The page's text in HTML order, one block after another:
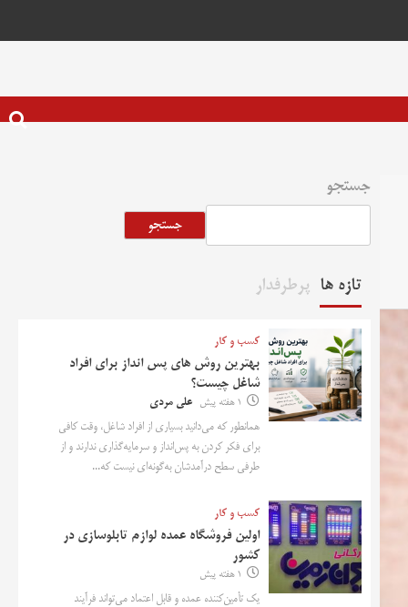
جستجو
جستجو
تازه ها پرطرفدار
کسب و کار
بهترین روش‌ های پس‌ انداز برای افراد
شاغل چیست؟
1 هفته پیش علی مردی
همانطور که می‌دانید بسیاری از افراد شاغل، وقت کافی
برای فکر کردن به پس‌انداز و سرمایه‌گذاری ندارند و از
طرفی سطح درآمدشان به‌گونه‌ای نیست که...
کسب و کار
اولین فروشگاه عمده لوازم تابلوسازی در
کشور
1 هفته پیش
یک تأمین‌کننده عمده و قابل اعتماد می‌تواند فرآیند